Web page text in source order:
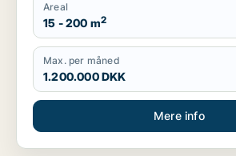
Areal
15 - 200 m2
Max. per måned
1.200.000 DKK
Mere info